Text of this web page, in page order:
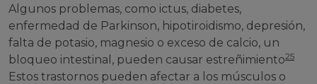
Algunos problemas, como ictus, diabetes,
enfermedad de Parkinson, hipotiroidismo, depresión,
falta de potasio, magnesio o exceso de calcio, un
bloqueo intestinal, pueden causar estreñimiento25
Estos trastornos pueden afectar a los músculos o